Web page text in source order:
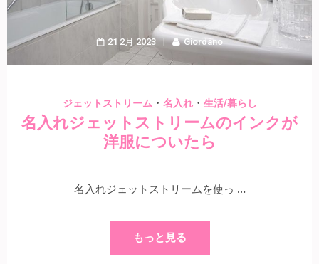
21 2月 2023 Giordano
ジェットストリーム・ 名入れ・ 生活/暮らし
名入れジェットストリームのインクが
洋服についたら
名入れジェットストリームを使っ …
もっと見る